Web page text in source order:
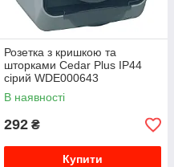
Розетка з кришкою та
шторками Cedar Plus IP44
сірий WDE000643
В наявності
292 ₴
Купити